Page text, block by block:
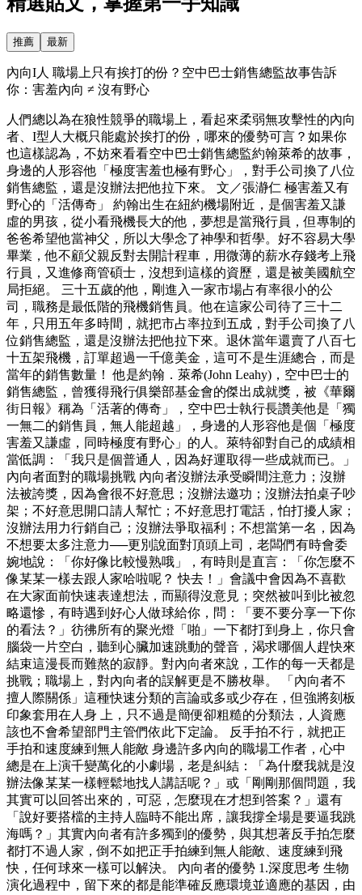
推薦 最新
內向I人 職場上只有挨打的份？空中巴士銷售總監故事告訴
你：害羞內向 ≠ 沒有野心
人們總以為在狼性競爭的職場上，看起來柔弱無攻擊性的內向
者、I型人大概只能處於挨打的份，哪來的優勢可言？如果你
也這樣認為，不妨來看看空中巴士銷售總監約翰萊希的故事，
身邊的人形容他「極度害羞也極有野心」，對手公司換了八位
銷售總監，還是沒辦法把他拉下來。 文／張瀞仁 極害羞又有
野心的「活傳奇」 約翰出生在紐約機場附近，是個害羞又謙
虛的男孩，從小看飛機長大的他，夢想是當飛行員，但專制的
爸爸希望他當神父，所以大學念了神學和哲學。好不容易大學
畢業，他不顧父親反對去開計程車，用微薄的薪水存錢考上飛
行員，又進修商管碩士，沒想到這樣的資歷，還是被美國航空
局拒絕。 三十五歲的他，剛進入一家市場占有率很小的公
司，職務是最低階的飛機銷售員。他在這家公司待了三十二
年，只用五年多時間，就把市占率拉到五成，對手公司換了八
位銷售總監，還是沒辦法把他拉下來。退休當年還賣了八百七
十五架飛機，訂單超過一千億美金，這可不是生涯總合，而是
當年的銷售數量！ 他是約翰．萊希(John Leahy)，空中巴士的
銷售總監，曾獲得飛行俱樂部基金會的傑出成就獎，被《華爾
街日報》稱為「活著的傳奇」，空中巴士執行長讚美他是「獨
一無二的銷售員，無人能超越」，身邊的人形容他是個「極度
害羞又謙虛，同時極度有野心」的人。萊特卻對自己的成績相
當低調：「我只是個普通人，因為好運取得一些成就而已。」
內向者面對的職場挑戰 內向者沒辦法承受瞬間注意力；沒辦
法被誇獎，因為會很不好意思；沒辦法邀功；沒辦法拍桌子吵
架；不好意思開口請人幫忙；不好意思打電話，怕打擾人家；
沒辦法用力行銷自己；沒辦法爭取福利；不想當第一名，因為
不想要太多注意力──更別說面對頂頭上司，老闆們有時會委
婉地說：「你好像比較慢熟哦」，有時則是直言：「你怎麼不
像某某一樣去跟人家哈啦呢？ 快去！」會議中會因為不喜歡
在大家面前快速表達想法，而顯得沒意見；突然被叫到比被忽
略還慘，有時遇到好心人做球給你，問：「要不要分享一下你
的看法？」彷彿所有的聚光燈「啪」一下都打到身上，你只會
腦袋一片空白，聽到心臟加速跳動的聲音，渴求哪個人趕快來
結束這漫長而難熬的寂靜。對內向者來說，工作的每一天都是
挑戰；職場上，對內向者的誤解更是不勝枚舉。 「內向者不
擅人際關係」這種快速分類的言論或多或少存在，但強將刻板
印象套用在人身 上，只不過是簡便卻粗糙的分類法，人資應
該也不會希望部門主管們依此下定論。 反手拍不行，就把正
手拍和速度練到無人能敵 身邊許多內向的職場工作者，心中
總是在上演千變萬化的小劇場，老是糾結：「為什麼我就是沒
辦法像某某一樣輕鬆地找人講話呢？」或「剛剛那個問題，我
其實可以回答出來的，可惡，怎麼現在才想到答案？」還有
「說好要搭檔的主持人臨時不能出席，讓我撐全場是要逼我跳
海嗎？」其實內向者有許多獨到的優勢，與其想著反手拍怎麼
都打不過人家，倒不如把正手拍練到無人能敵、速度練到飛
快，任何球來一樣可以解決。 內向者的優勢 1.深度思考 生物
演化過程中，留下來的都是能準確反應環境並適應的基因，由